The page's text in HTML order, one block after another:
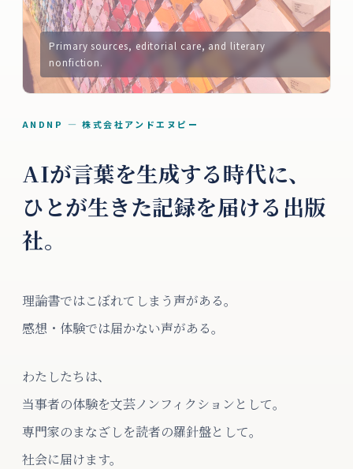
ANDNP — 株式会社アンドエヌピー
AIが言葉を生成する時代に、
ひとが生きた記録を届ける出版
社。
理論書ではこぼれてしまう声がある。
感想・体験では届かない声がある。
わたしたちは、
当事者の体験を文芸ノンフィクションとして。
専門家のまなざしを読者の羅針盤として。
社会に届けます。
Primary sources, editorial care, and literary
nonfiction.